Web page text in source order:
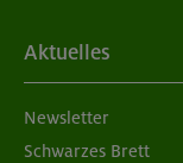
05./06.09.26
Aktuelles
Newsletter
Schwarzes Brett